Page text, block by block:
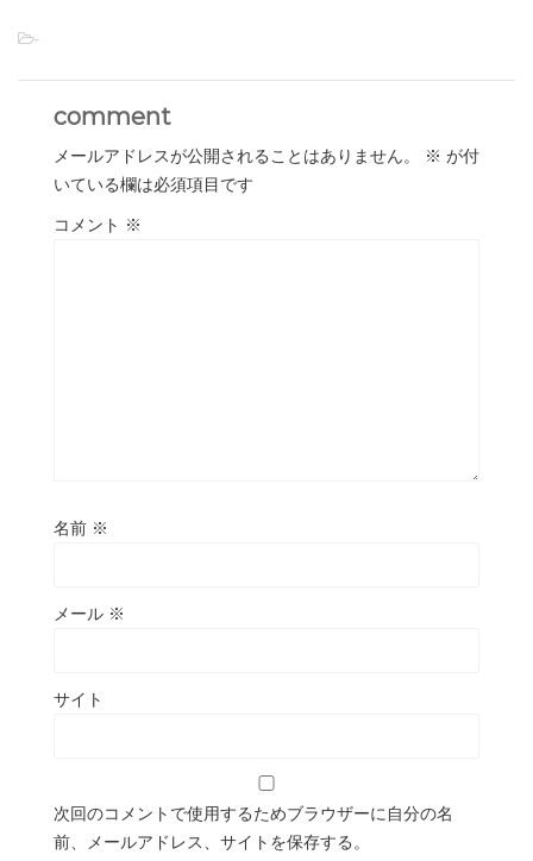
-
comment
メールアドレスが公開されることはありません。 ※ が付
いている欄は必須項目です
コメント ※
名前 ※
メール ※
サイト
次回のコメントで使用するためブラウザーに自分の名
前、メールアドレス、サイトを保存する。